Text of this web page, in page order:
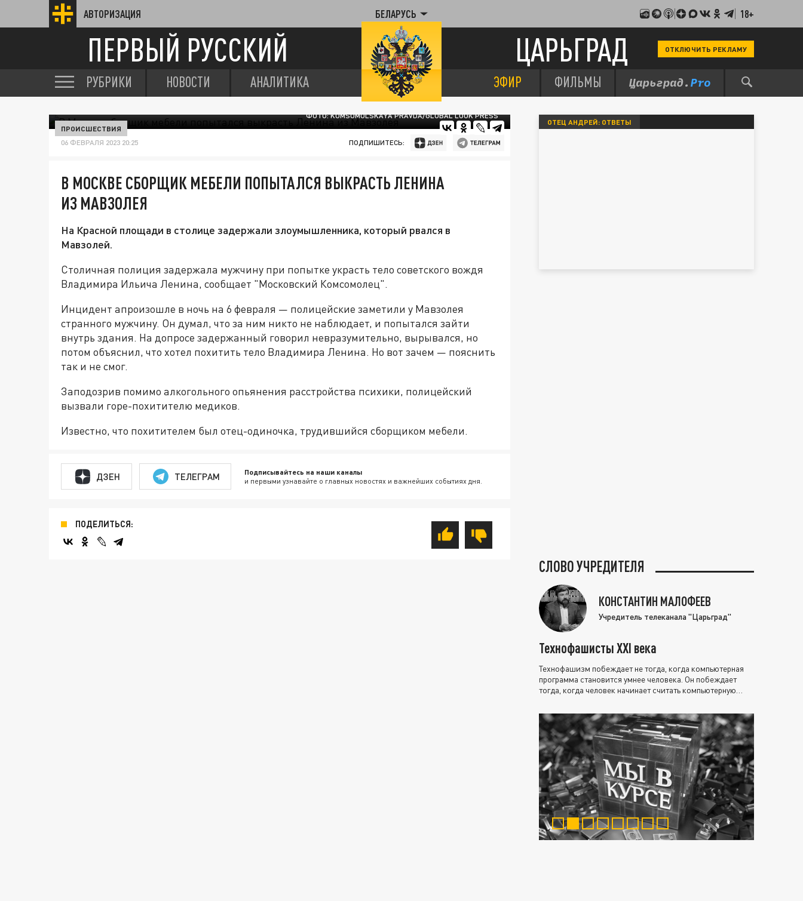
АВТОРИЗАЦИЯ БЕЛАРУСЬ 18+
ПЕРВЫЙ РУССКИЙ ЦАРЬГРАД ОТКЛЮЧИТЬ РЕКЛАМУ
РУБРИКИ НОВОСТИ АНАЛИТИКА ЭФИР ФИЛЬМЫ
ФОТО: KOMSOMOLSKAYA PRAVDA/GLOBAL LOOK PRESS
ПРОИСШЕСТВИЯ
06 ФЕВРАЛЯ 2023 20:25 ПОДПИШИТЕСЬ:
В МОСКВЕ СБОРЩИК МЕБЕЛИ ПОПЫТАЛСЯ ВЫКРАСТЬ ЛЕНИНА
ИЗ МАВЗОЛЕЯ
На Красной площади в столице задержали злоумышленника, который рвался в
Мавзолей.
Столичная полиция задержала мужчину при попытке украсть тело советского вождя
Владимира Ильича Ленина, сообщает "Московский Комсомолец".
Инцидент апроизошле в ночь на 6 февраля — полицейские заметили у Мавзолея
странного мужчину. Он думал, что за ним никто не наблюдает, и попытался зайти
внутрь здания. На допросе задержанный говорил невразумительно, вырывался, но
потом объяснил, что хотел похитить тело Владимира Ленина. Но вот зачем — пояснить
так и не смог.
Заподозрив помимо алкогольного опьянения расстройства психики, полицейский
вызвали горе-похитителю медиков.
Известно, что похитителем был отец-одиночка, трудившийся сборщиком мебели.
ДЗЕН ТЕЛЕГРАМ Подписывайтесь на наши каналы
и первыми узнавайте о главных новостях и важнейших событиях дня.
ПОДЕЛИТЬСЯ:
ОТЕЦ АНДРЕЙ: ОТВЕТЫ
СЛОВО УЧРЕДИТЕЛЯ
КОНСТАНТИН МАЛОФЕЕВ
Учредитель телеканала "Царьград"
Технофашисты XXI века
Технофашизм побеждает не тогда, когда компьютерная
программа становится умнее человека. Он побеждает
тогда, когда человек начинает считать компьютерную